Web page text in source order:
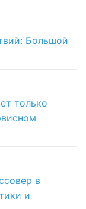
Большой
только
в
и